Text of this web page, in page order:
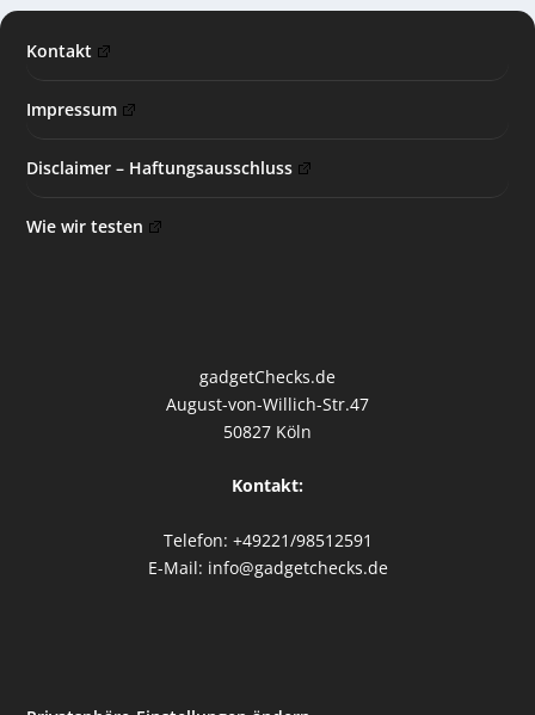
Kontakt
Impressum
Disclaimer – Haftungsausschluss
Wie wir testen
gadgetChecks.de
August-von-Willich-Str.47
50827 Köln
Kontakt:
Telefon: +49221/98512591
E-Mail: info@gadgetchecks.de